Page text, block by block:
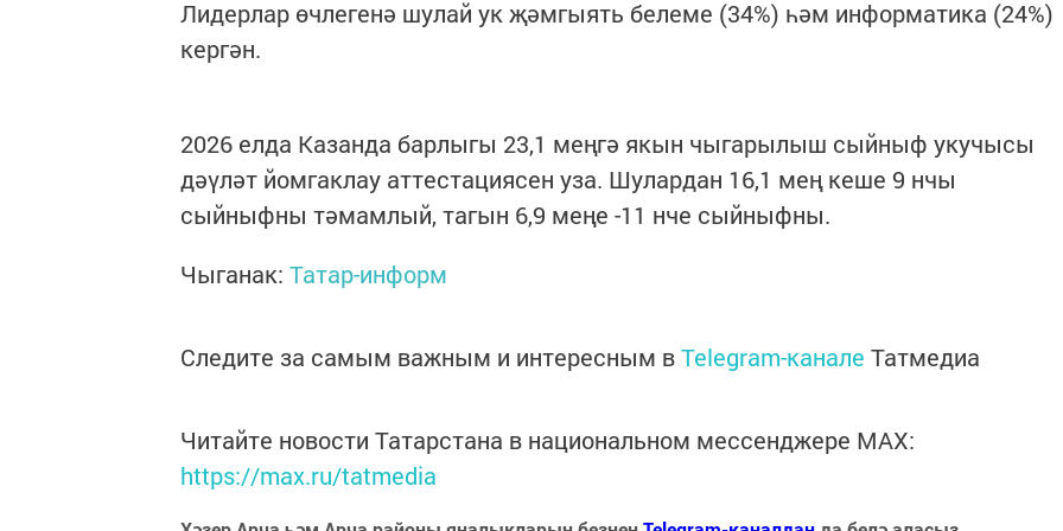
Лидерлар өчлегенә шулай ук җәмгыять белеме (34%) һәм информатика (24%)
кергән.
2026 елда Казанда барлыгы 23,1 меңгә якын чыгарылыш сыйныф укучысы
дәүләт йомгаклау аттестациясен уза. Шулардан 16,1 мең кеше 9 нчы
сыйныфны тәмамлый, тагын 6,9 меңе -11 нче сыйныфны.
Чыганак: Татар-информ
Следите за самым важным и интересным вTelegram-канале Татмедиа
Читайте новости Татарстана в национальном мессенджере MАХ:
https://max.ru/tatmedia